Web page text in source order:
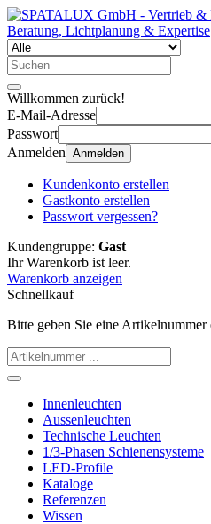
Willkommen zurück!
E-Mail-Adresse
Passwort
Anmelden Anmelden
Kundenkonto erstellen
Gastkonto erstellen
Passwort vergessen?
Kundengruppe: Gast
Ihr Warenkorb ist leer.
Warenkorb anzeigen
Schnellkauf
Bitte geben Sie eine Artikelnummer
Innenleuchten
Aussenleuchten
Technische Leuchten
1/3-Phasen Schienensysteme
LED-Profile
Kataloge
Referenzen
Wissen